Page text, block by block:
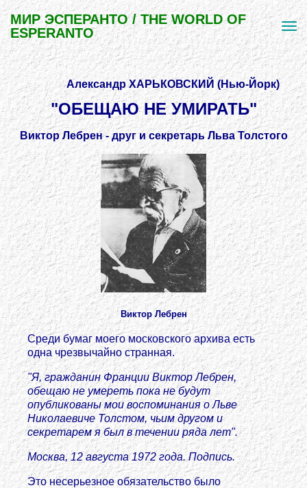
МИР ЭСПЕРАНТО / THE WORLD OF
ESPERANTO
Александр ХАРЬКОВСКИЙ (Нью-Йорк)
"ОБЕЩАЮ НЕ УМИРАТЬ"
Виктор Лебрен - друг и секретарь Льва Толстого
Виктор Лебрен
Среди бумаг моего московского архива есть
одна чрезвычайно странная.
"Я, гражданин Франции Виктoр Лебрен,
обещаю не умереть пока не будут
опубликованы мои воспоминания о Льве
Николаевиче Толстом, чьим другом и
секретарем я был в течении ряда лет".
Москва, 12 августа 1972 года. Подпись.
Это несерьезное обязательство было